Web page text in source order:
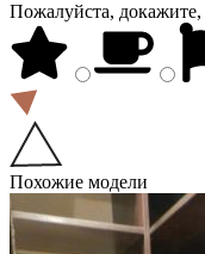
Пожалуйста,
Похожие модели